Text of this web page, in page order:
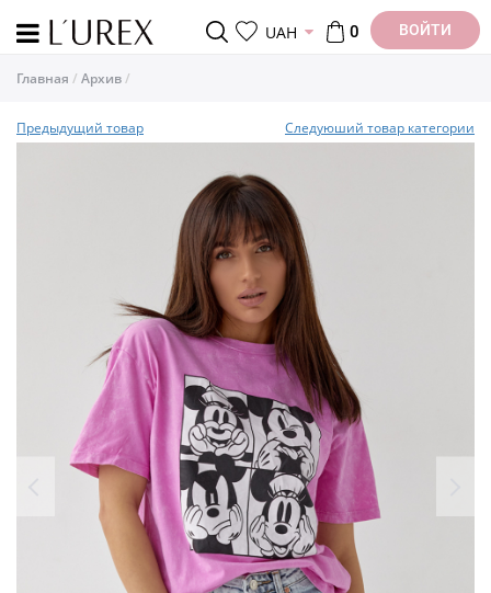
UAH 0 ВОЙТИ
Главная Архив
Предыдущий товар Следуюший товар категории